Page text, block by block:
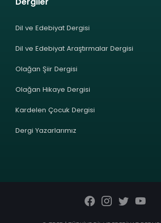
Dil ve Edebiyat Dergisi
Dil ve Edebiyat Araştırmalar Dergisi
Olağan Şiir Dergisi
Olağan Hikaye Dergisi
Kardelen Çocuk Dergisi
Dergi Yazarlarımız